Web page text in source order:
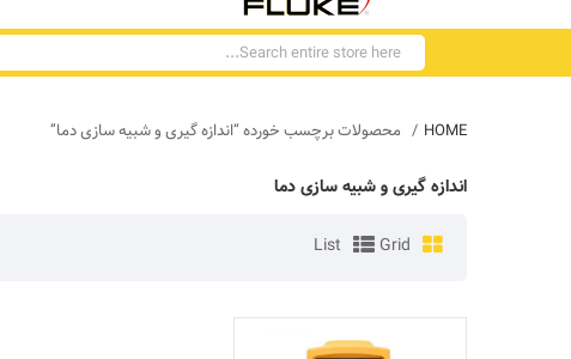
HOME محصولات برچسب خورده “اندازه گیری و شبیه سازی دما”
اندازه گیری و شبیه سازی دما
Grid
List